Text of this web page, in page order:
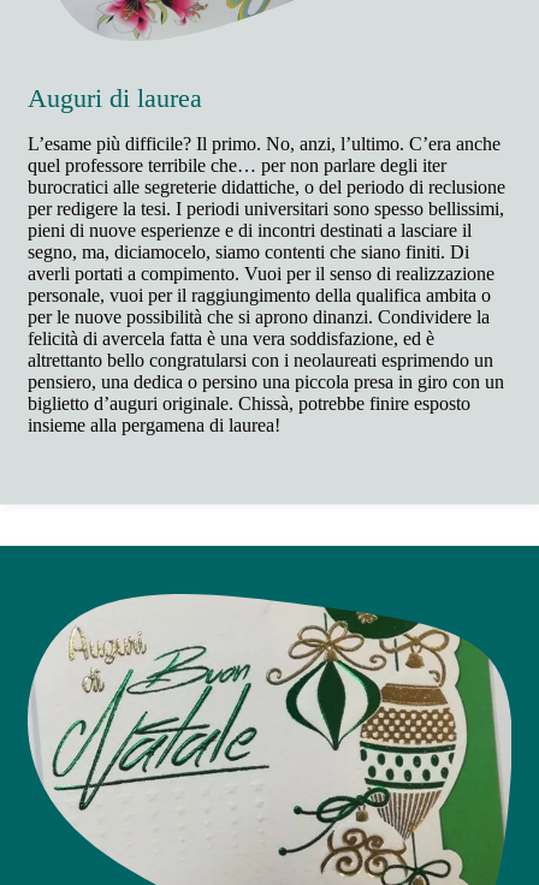
Auguri di laurea
L’esame più difficile? Il primo. No, anzi, l’ultimo. C’era anche
quel professore terribile che… per non parlare degli iter
burocratici alle segreterie didattiche, o del periodo di reclusione
per redigere la tesi. I periodi universitari sono spesso bellissimi,
pieni di nuove esperienze e di incontri destinati a lasciare il
segno, ma, diciamocelo, siamo contenti che siano finiti. Di
averli portati a compimento. Vuoi per il senso di realizzazione
personale, vuoi per il raggiungimento della qualifica ambita o
per le nuove possibilità che si aprono dinanzi. Condividere la
felicità di avercela fatta è una vera soddisfazione, ed è
altrettanto bello congratularsi con i neolaureati esprimendo un
pensiero, una dedica o persino una piccola presa in giro con un
biglietto d’auguri originale. Chissà, potrebbe finire esposto
insieme alla pergamena di laurea!